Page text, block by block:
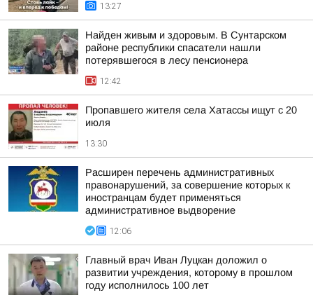
13:27
Найден живым и здоровым. В Сунтарском
районе республики спасатели нашли
потерявшегося в лесу пенсионера
12:42
Пропавшего жителя села Хатассы ищут с 20
июля
13:30
Расширен перечень административных
правонарушений, за совершение которых к
иностранцам будет применяться
административное выдворение
12:06
Главный врач Иван Луцкан доложил о
развитии учреждения, которому в прошлом
году исполнилось 100 лет